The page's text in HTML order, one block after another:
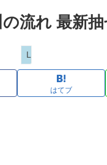
流れ 最新
Loto
はてブ